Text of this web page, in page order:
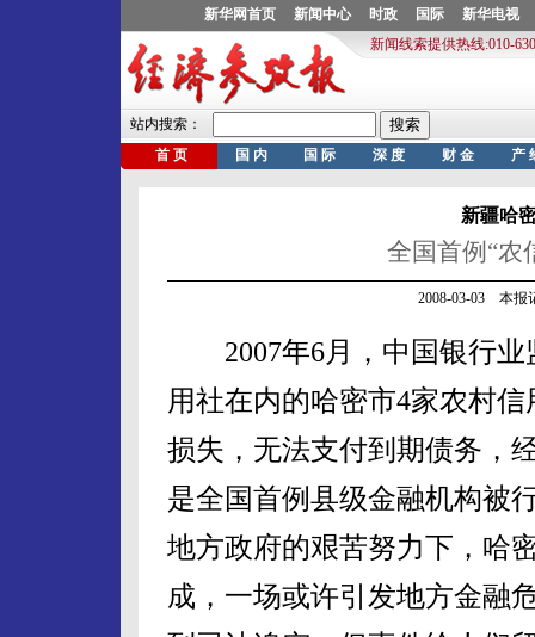
新疆哈
全国首例“农
2008-03-03 本报
2007年6月，中国银行业
用社在内的哈密市4家农村
损失，无法支付到期债务，
是全国首例县级金融机构被
地方政府的艰苦努力下，哈
成，一场或许引发地方金融